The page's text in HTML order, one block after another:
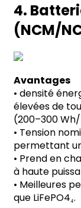
4.
(NCM/
Avantages
• densité
élevées de
(200–300
• Tension
permettant
• Prend en
à haute
• Meilleures
que LiFePO4₄.